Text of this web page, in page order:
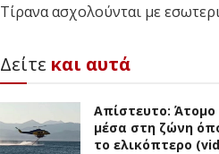
Τίρανα ασχολούνται με
Δείτε και αυτά
Απίστευτο:
μέσα στη ζώνη
το ελικόπτερο